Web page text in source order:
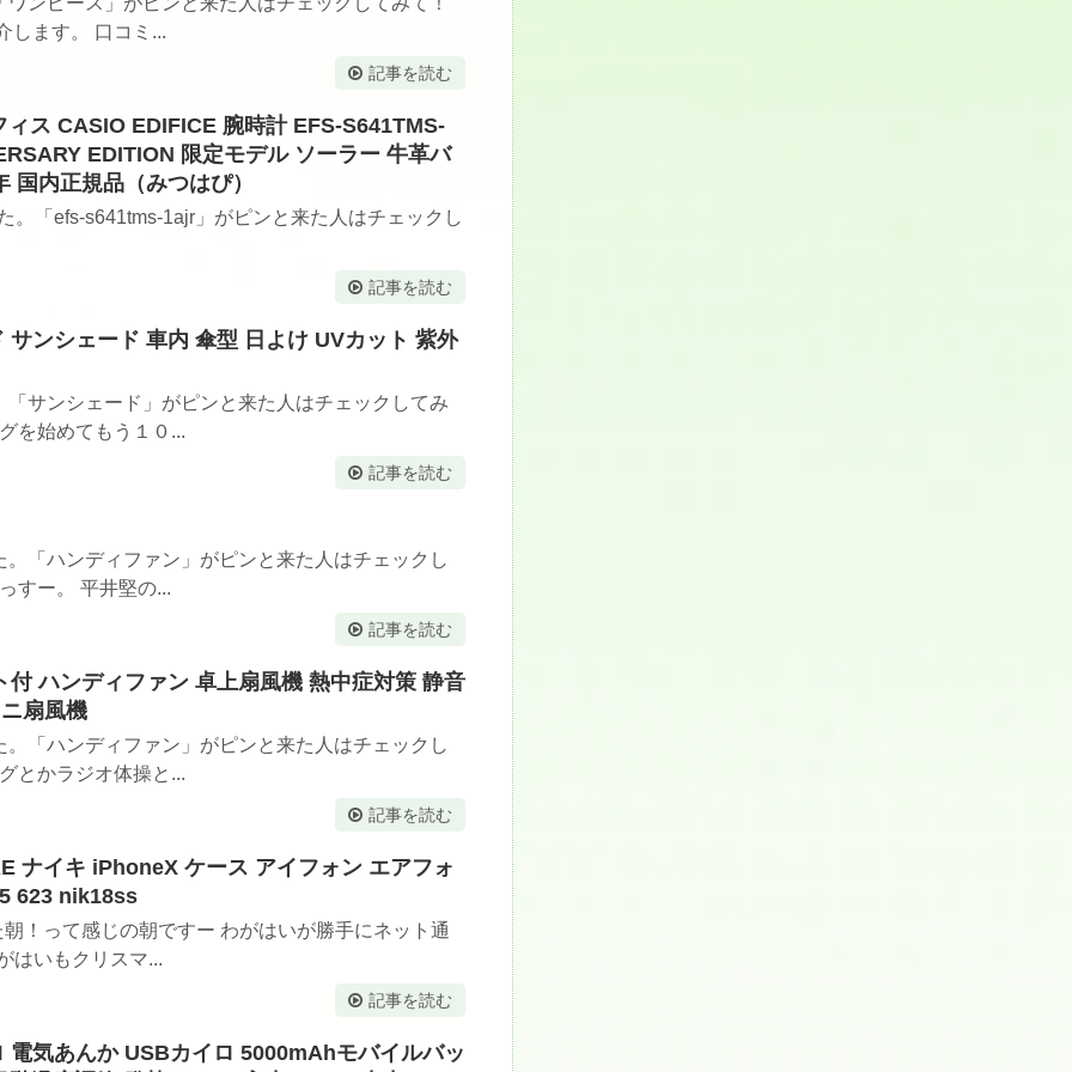
します。 口コミ...
記事を読む
ス CASIO EDIFICE 腕時計 EFS-S641TMS-
EDITION 限定モデル ソーラー 牛革バ
国内正規品（みつはぴ）
。「efs-s641tms-1ajr」がピンと来た人はチェックし
記事を読む
ンシェード 車内 傘型 日よけ UVカット 紫外
サンシェード」がピンと来た人はチェックしてみ
を始めてもう１０...
記事を読む
「ハンディファン」がピンと来た人はチェックし
すー。 平井堅の...
記事を読む
ハンディファン 卓上扇風機 熱中症対策 静音
扇風機
「ハンディファン」がピンと来た人はチェックし
とかラジオ体操と...
記事を読む
ナイキ iPhoneX ケース アイフォン エアフォ
623 nik18ss
！って感じの朝ですー わがはいが勝手にネット通
はいもクリスマ...
記事を読む
気あんか USBカイロ 5000mAhモバイルバッ